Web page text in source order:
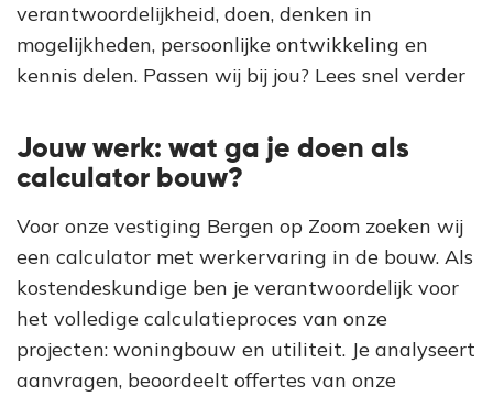
verantwoordelijkheid, doen, denken in
mogelijkheden, persoonlijke ontwikkeling en
kennis delen. Passen wij bij jou? Lees snel verder
Jouw werk: wat ga je doen als
calculator bouw?
Voor onze vestiging Bergen op Zoom zoeken wij
een calculator met werkervaring in de bouw. Als
kostendeskundige ben je verantwoordelijk voor
het volledige calculatieproces van onze
projecten: woningbouw en utiliteit. Je analyseert
aanvragen, beoordeelt offertes van onze